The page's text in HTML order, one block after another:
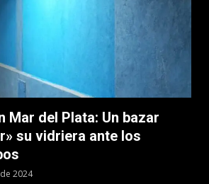
Mar del Plata: Un bazar
su vidriera ante los
2024